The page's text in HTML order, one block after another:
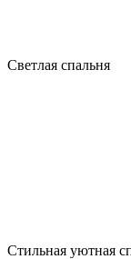
Светлая спальня
Стильная уютная